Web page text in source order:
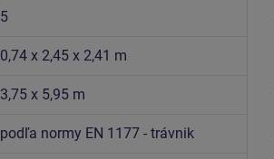
5
0,74 x 2,45 x 2,41 m
3,75 x 5,95 m
podľa normy EN 1177 - trávnik